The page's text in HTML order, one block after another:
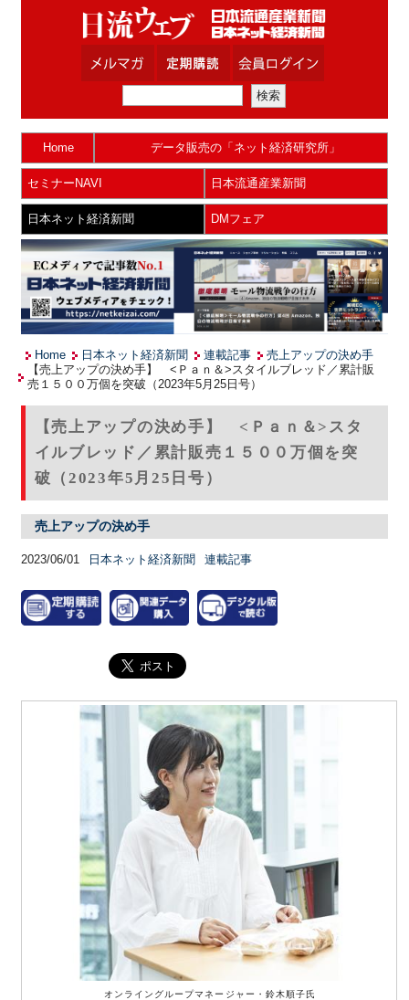
Home データ販売の「ネット経済研究所」
セミナーNAVI 日本流通産業新聞
日本ネット経済新聞 DMフェア
Home 日本ネット経済新聞 連載記事
売上アップの決め手
【売上アップの決め手】 <Ｐａｎ＆>スタイルブレッド／累計販
売１５００万個を突破（2023年5月25日号）
【売上アップの決め手】 <Ｐａｎ＆>スタ
イルブレッド／累計販売１５００万個を突
破（2023年5月25日号）
売上アップの決め手
2023/06/01 日本ネット経済新聞 連載記事
オンライングループマネージャー・鈴木順子氏